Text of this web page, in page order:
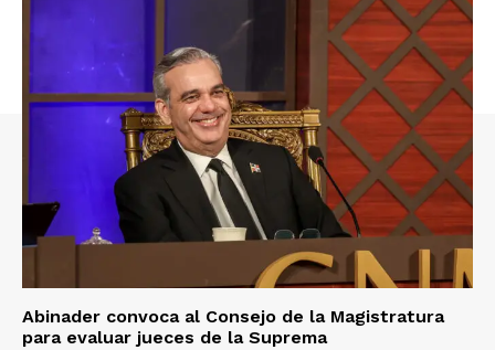
Abinader convoca al Consejo de la Magistratura
para evaluar jueces de la Suprema